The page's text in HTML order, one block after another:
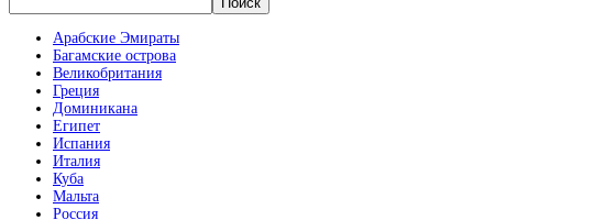
Арабские Эмираты
Багамские острова
Великобритания
Греция
Доминикана
Египет
Испания
Италия
Куба
Мальта
Россия